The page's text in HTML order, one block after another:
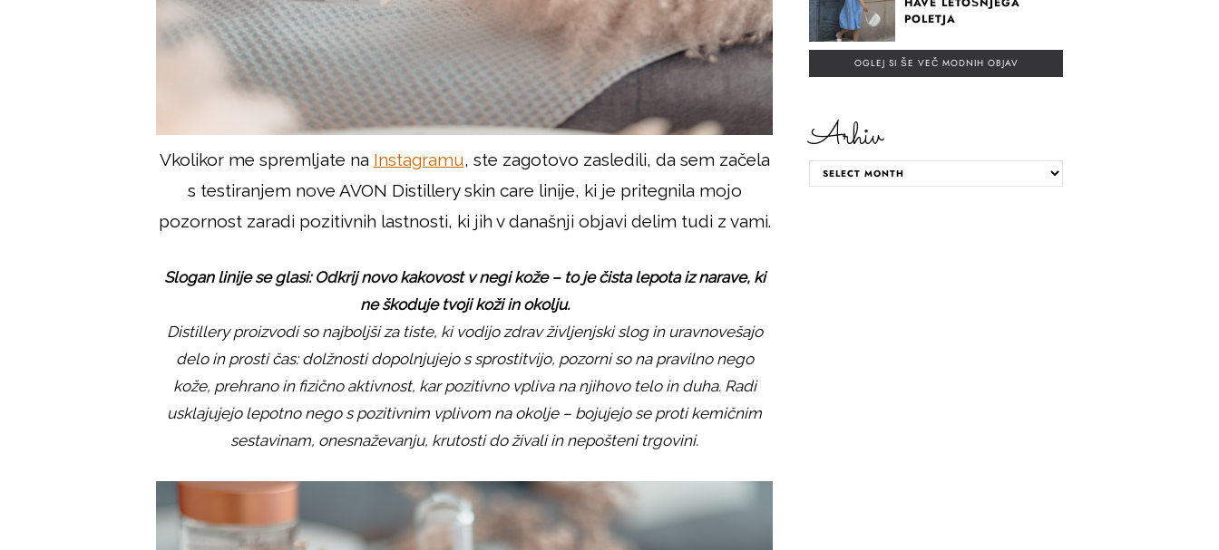
Vkolikor me spremljate na Instagramu, ste zagotovo zasledili, da sem začela
s testiranjem nove AVON Distillery skin care linije, ki je pritegnila mojo
pozornost zaradi pozitivnih lastnosti, ki jih v današnji objavi delim tudi z vami.
Slogan linije se glasi: Odkrij novo kakovost v negi kože – to je čista lepota iz narave, ki
ne škoduje tvoji koži in okolju.
Distillery proizvodi so najboljši za tiste, ki vodijo zdrav življenjski slog in uravnovešajo
delo in prosti čas: dolžnosti dopolnjujejo s sprostitvijo, pozorni so na pravilno nego
kože, prehrano in fizično aktivnost, kar pozitivno vpliva na njihovo telo in duha. Radi
usklajujejo lepotno nego s pozitivnim vplivom na okolje – bojujejo se proti kemičnim
sestavinam, onesnaževanju, krutosti do živali in nepošteni trgovini.
POLETJA
OGLEJ SI ŠE VEČ MODNIH OBJAV
Arhiv
ARHIV